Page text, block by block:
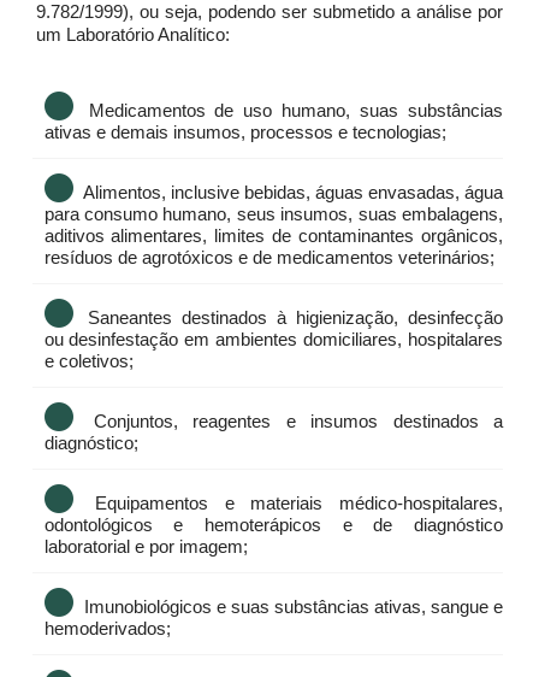
9.782/1999), ou seja, podendo ser submetido a análise por
um Laboratório Analítico:
Medicamentos de uso humano, suas substâncias
ativas e demais insumos, processos e tecnologias;
Alimentos, inclusive bebidas, águas envasadas, água
para consumo humano, seus insumos, suas embalagens,
aditivos alimentares, limites de contaminantes orgânicos,
resíduos de agrotóxicos e de medicamentos veterinários;
Saneantes destinados à higienização, desinfecção
ou desinfestação em ambientes domiciliares, hospitalares
e coletivos;
Conjuntos, reagentes e insumos destinados a
diagnóstico;
Equipamentos e materiais médico-hospitalares,
odontológicos e hemoterápicos e de diagnóstico
laboratorial e por imagem;
Imunobiológicos e suas substâncias ativas, sangue e
hemoderivados;